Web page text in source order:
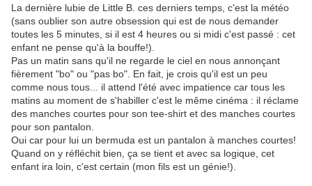
La dernière lubie de Little B. ces derniers temps, c'est la météo
(sans oublier son autre obsession qui est de nous demander
toutes les 5 minutes, si il est 4 heures ou si midi c'est passé : cet
enfant ne pense qu'à la bouffe!).
Pas un matin sans qu'il ne regarde le ciel en nous annonçant
fièrement "bo" ou "pas bo". En fait, je crois qu'il est un peu
comme nous tous... il attend l'été avec impatience car tous les
matins au moment de s'habiller c'est le même cinéma : il réclame
des manches courtes pour son tee-shirt et des manches courtes
pour son pantalon.
Oui car pour lui un bermuda est un pantalon à manches courtes!
Quand on y réfléchit bien, ça se tient et avec sa logique, cet
enfant ira loin, c'est certain (mon fils est un génie!).